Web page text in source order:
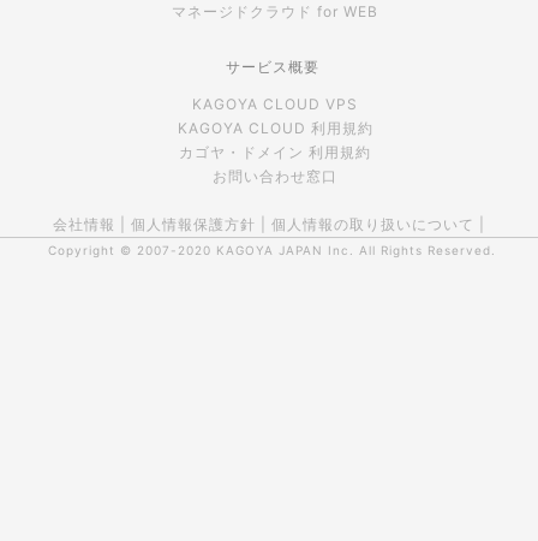
マネージドクラウド for WEB
サービス概要
KAGOYA CLOUD VPS
KAGOYA CLOUD 利用規約
カゴヤ・ドメイン 利用規約
お問い合わせ窓口
会社情報 個人情報保護方針 個人情報の取り扱いについて
Copyright © 2007-2020 KAGOYA JAPAN Inc. All Rights Reserved.